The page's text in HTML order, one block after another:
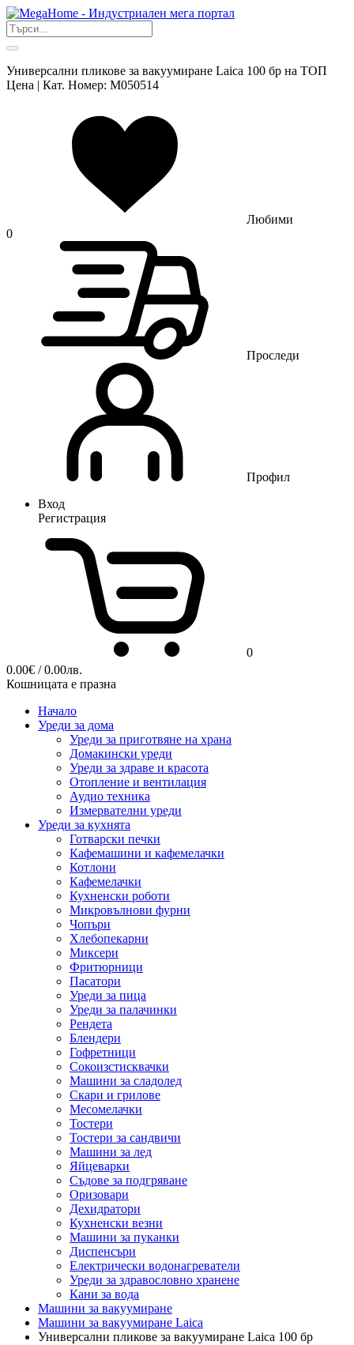
Универсални пликове за вакуумиране Laica 100 бр на ТОП
Цена | Кат. Номер: M050514
Любими
0
Проследи
Профил
Вход
Регистрация
0
0.00€ / 0.00лв.
Кошницата е празна
Начало
Уреди за дома
Уреди за приготвяне на храна
Домакински уреди
Уреди за здраве и красота
Отопление и вентилация
Аудио техника
Измервателни уреди
Уреди за кухнята
Готварски печки
Кафемашини и кафемелачки
Котлони
Кафемелачки
Кухненски роботи
Микровълнови фурни
Чопъри
Хлебопекарни
Миксери
Фритюрници
Пасатори
Уреди за пица
Уреди за палачинки
Рендета
Блендери
Гофретници
Сокоизстисквачки
Машини за сладолед
Скари и грилове
Месомелачки
Тостери
Тостери за сандвичи
Машини за лед
Яйцеварки
Съдове за подгряване
Оризовари
Дехидратори
Кухненски везни
Машини за пуканки
Диспенсъри
Електрически водонагреватели
Уреди за здравословно хранене
Кани за вода
Машини за вакуумиране
Машини за вакуумиране Laica
Универсални пликове за вакуумиране Laica 100 бр